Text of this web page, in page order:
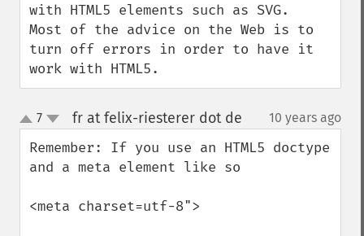
with HTML5 elements such as SVG.
Most of the advice on the Web is to
turn off errors in order to have it
work with HTML5.
up
down
7 fr at felix-riesterer dot de 10 years ago
Remember: If you use an HTML5 doctype
and a meta element like so
<meta charset=utf-8">